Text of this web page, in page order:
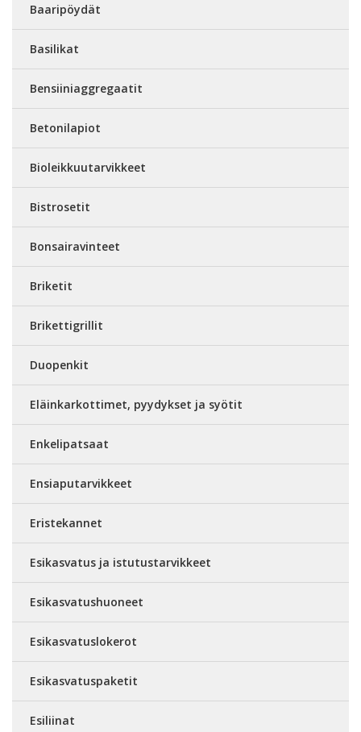
Baaripöydät
Basilikat
Bensiiniaggregaatit
Betonilapiot
Bioleikkuutarvikkeet
Bistrosetit
Bonsairavinteet
Briketit
Brikettigrillit
Duopenkit
Eläinkarkottimet, pyydykset ja syötit
Enkelipatsaat
Ensiaputarvikkeet
Eristekannet
Esikasvatus ja istutustarvikkeet
Esikasvatushuoneet
Esikasvatuslokerot
Esikasvatuspaketit
Esiliinat